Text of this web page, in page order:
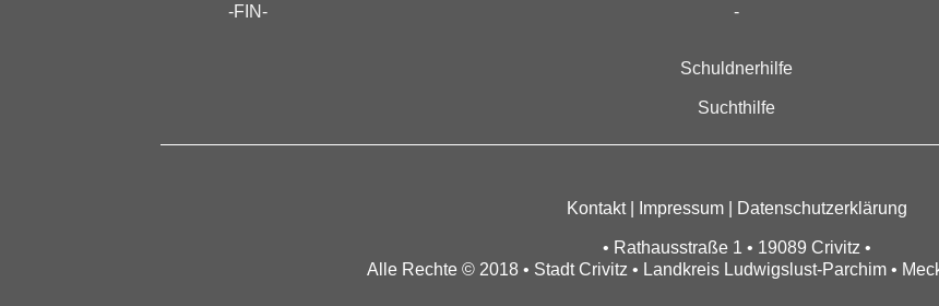
-FIN-
-
Schuldnerhilfe
Suchthilfe
Kontakt| Impressum| Datenschutzerklärung
• Rathausstraße 1 • 19089 Crivitz •
Alle Rechte © 2018 • Stadt Crivitz • Landkreis Ludwigslust-Parchim •